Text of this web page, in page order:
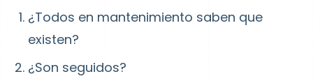
¿Todos en mantenimiento saben que
existen?
¿Son seguidos?